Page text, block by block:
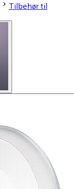
Tilbehør til